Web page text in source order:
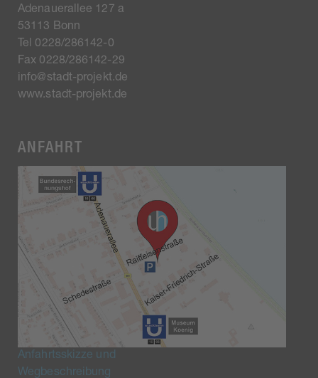
Adenauerallee 127 a
53113 Bonn
Tel 0228/286142-0
Fax 0228/286142-29
info@stadt-projekt.de
www.stadt-projekt.de
ANFAHRT
Anfahrtsskizze und
Wegbeschreibung